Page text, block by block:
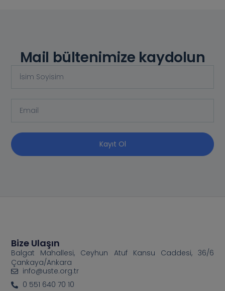
Mail bültenimize kaydolun
Kayıt Ol
Bize Ulaşın
Balgat Mahallesi, Ceyhun Atuf Kansu Caddesi, 36/6
Çankaya/Ankara
info@uste.org.tr
0 551 640 70 10